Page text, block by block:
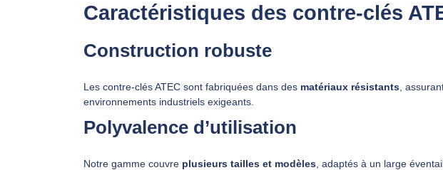
Caractéristiques des contre‑clés
Construction robuste
Les contre‑clés ATEC sont fabriquées dans des matériaux résistants ,
environnements industriels exigeants.
Polyvalence d’utilisation
Notre gamme couvre plusieurs tailles et modèles , adaptés à un large